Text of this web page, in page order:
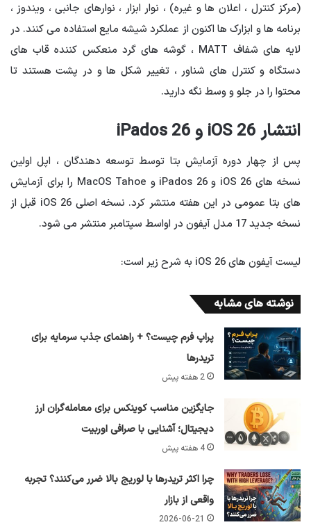
(مرکز کنترل ، اعلان ها و غیره) ، نوار ابزار ، نوارهای جانبی ، ویندوز ،
برنامه ها و ابزارک ها اکنون از عملکرد شیشه مایع استفاده می کنند. در
لایه های شفاف MATT ، گوشه های گرد منعکس کننده قاب های
دستگاه و کنترل های شناور ، تغییر شکل ها و در پشت هستند تا
محتوا را در جلو و وسط نگه دارید.
انتشار iOS 26 و iPados 26
پس از چهار دوره آزمایش بتا توسط توسعه دهندگان ، اپل اولین
نسخه های iOS 26 و iPados 26 و MacOS Tahoe را برای آزمایش
های بتا عمومی در این هفته منتشر کرد. نسخه اصلی iOS 26 قبل از
نسخه جدید 17 مدل آیفون در اواسط سپتامبر منتشر می شود.
لیست آیفون های iOS 26 به شرح زیر است:
نوشته های مشابه
پراپ فرم چیست؟ + راهنمای جذب سرمایه برای
تریدرها
2 هفته پیش
جایگزین مناسب کوینکس برای معامله‌گران ارز
دیجیتال؛ آشنایی با صرافی اوربیت
4 هفته پیش
چرا اکثر تریدرها با لوریج بالا ضرر می‌کنند؟ تجربه
واقعی از بازار
2026-06-21